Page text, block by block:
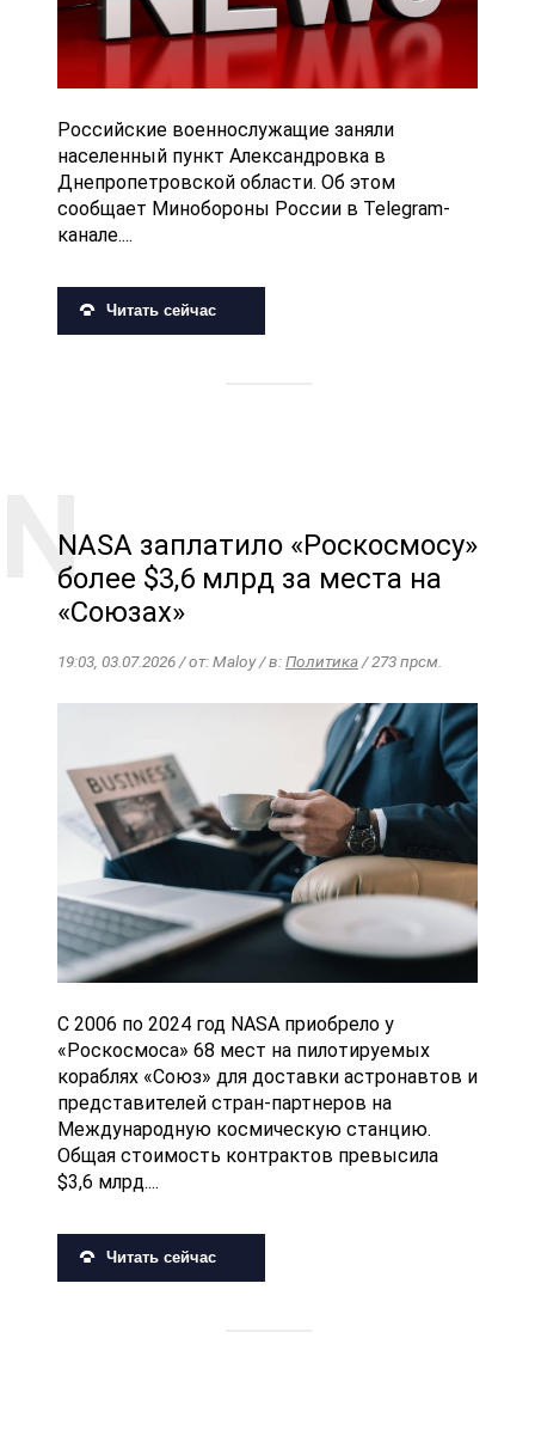
Российские военнослужащие заняли
населенный пункт Александровка в
Днепропетровской области. Об этом
сообщает Минобороны России в Telegram-
канале....
Читать сейчас
NASA заплатило «Роскосмосу»
более $3,6 млрд за места на
«Союзах»
19:03, 03.07.2026 / от: Maloy / в:Политика/ 273 прсм.
С 2006 по 2024 год NASA приобрело у
«Роскосмоса» 68 мест на пилотируемых
кораблях «Союз» для доставки астронавтов и
представителей стран-партнеров на
Международную космическую станцию.
Общая стоимость контрактов превысила
$3,6 млрд....
Читать сейчас